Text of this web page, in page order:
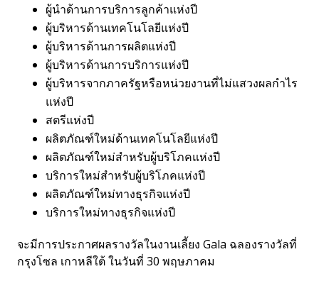
ผู้นำด้านการบริการลูกค้าแห่งปี
ผู้บริหารด้านเทคโนโลยีแห่งปี
ผู้บริหารด้านการผลิตแห่งปี
ผู้บริหารด้านการบริการแห่งปี
ผู้บริหารจากภาครัฐหรือหน่วยงานที่ไม่แสวงผลกำไร
แห่งปี
สตรีแห่งปี
ผลิตภัณฑ์ใหม่ด้านเทคโนโลยีแห่งปี
ผลิตภัณฑ์ใหม่สำหรับผู้บริโภคแห่งปี
บริการใหม่สำหรับผู้บริโภคแห่งปี
ผลิตภัณฑ์ใหม่ทางธุรกิจแห่งปี
บริการใหม่ทางธุรกิจแห่งปี
จะมีการประกาศผลรางวัลในงานเลี้ยง Gala ฉลองรางวัลที่
กรุงโซล เกาหลีใต้ ในวันที่ 30 พฤษภาคม